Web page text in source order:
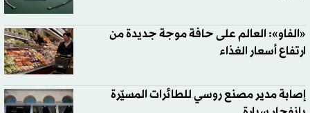
«الفاو»: العالم على حافة موجة جديدة من
ارتفاع أسعار الغذاء
إصابة مدير مصنع روسي للطائرات المسيّرة